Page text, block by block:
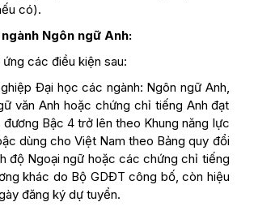
có).
Ngôn ngữ Anh:
các điều kiện sau:
Đại học các ngành: Ngôn ngữ Anh,
văn Anh hoặc chứng chỉ tiếng Anh đạt
Bậc 4 trở lên theo Khung năng lực
dùng cho Việt Nam theo Bảng quy đổi
độ Ngoại ngữ hoặc các chứng chỉ tiếng
khác do Bộ GDĐT công bố, còn hiệu
đăng ký dự tuyển.